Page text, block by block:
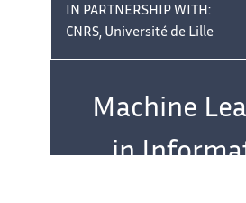
IN PARTNERSHIP WITH:
CNRS, Université de Lille
Machine
in